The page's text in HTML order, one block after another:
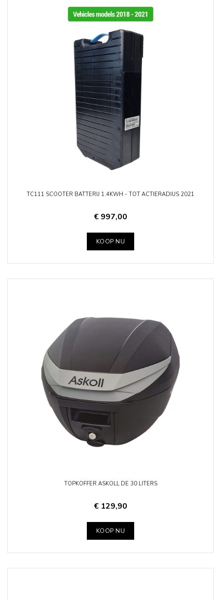
TC111 SCOOTER BATTERIJ 1.4KWH - TOT ACTIERADIUS 2021
€ 997,00
KOOP NU
TOPKOFFER ASKOLL DE 30 LITERS
€ 129,90
KOOP NU